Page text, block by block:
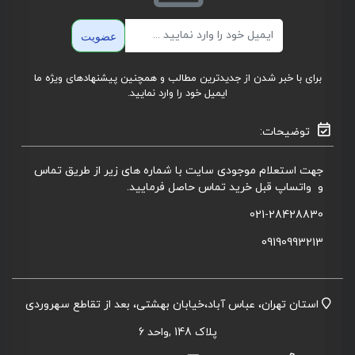
عضویت
برای با خبر شدن از جدیدترین مطالب و همچنین پیشنهادهای ویژه ما
ایمیل خود را وارد نمایید.
توضیحات:
جهت استعلام موجودی سایت با شماره های زیر از طریق تماس
و واتساپ قبل خرید تماس حاصل فرمایید.
021-28428830
09190993213
استان تهران، عباس آباد،خیابان بهشتی، بعد از تقاطع سهروردی
پلاک 148 ,واحد 6